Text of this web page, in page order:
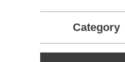
Category